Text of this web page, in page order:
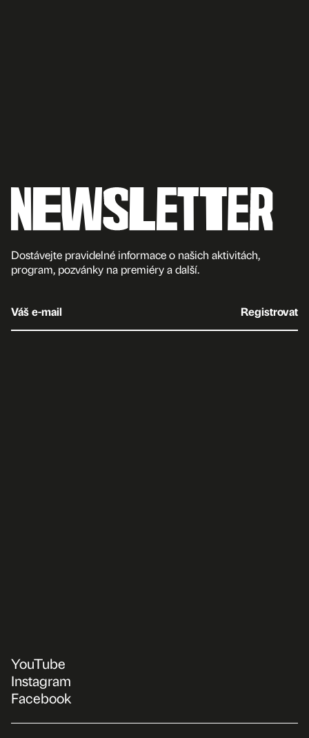
Dostávejte pravidelné informace o našich aktivitách,
program, pozvánky na premiéry a další.
Váš e-mail Registrovat
YouTube
Instagram
Facebook